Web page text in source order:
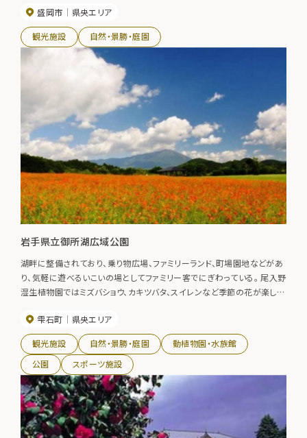
あるため、市民の憩いのスポットにもなっている。 県指定の天然記念物で
盛岡市 県央エリア
観光施設 自然・景勝・庭園
岩手県立御所湖広域公園
湖畔に整備されており、乗り物広場、ファミリーランド、町場園地などがあ
り、気軽に遊べるいこいの場としてファミリー客でにぎわっている。 尾入野
湿生植物園ではミズバショウ、カキツバタ、スイレンなど季節の花が楽し
雫石町
県央エリア
観光施設 自然・景勝・庭園
動植物園・水族館
公園
スポーツ施設